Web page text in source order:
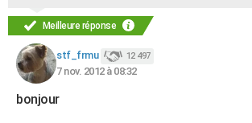
Meilleure réponse
stf_frmu 12 497
7 nov. 2012 à 08:32
bonjour